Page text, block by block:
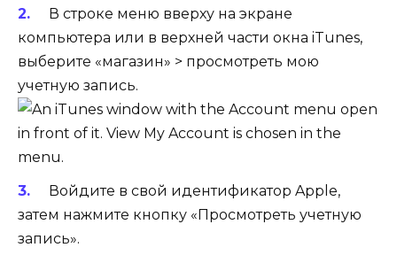
В строке меню вверху на экране
компьютера или в верхней части окна iTunes,
выберите «магазин» > просмотреть мою
учетную запись.
Войдите в свой идентификатор Apple,
затем нажмите кнопку «Просмотреть учетную
запись».